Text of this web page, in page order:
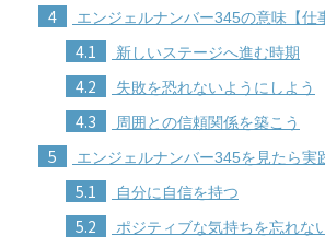
4 エンジェルナンバー345の意味【仕
4.1 新しいステージへ進む時期
4.2 失敗を恐れないようにしよう
4.3 周囲との信頼関係を築こう
5 エンジェルナンバー345を見たら実
5.1 自分に自信を持つ
5.2 ポジティブな気持ちを忘れな